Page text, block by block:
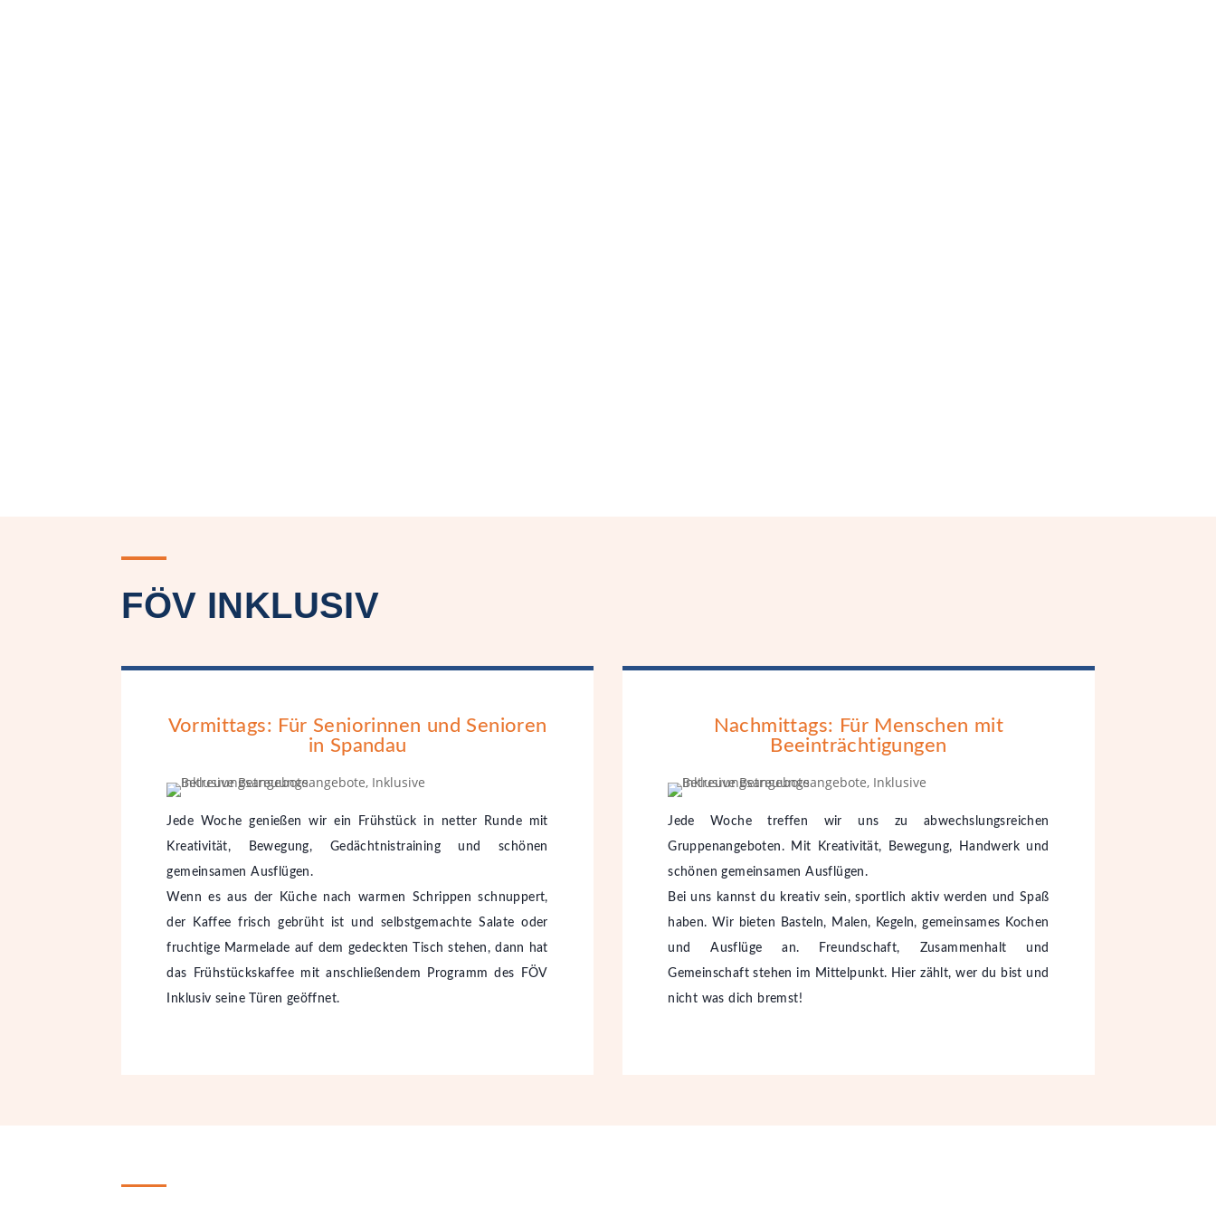
FÖV INKLUSIV
Vormittags: Für Seniorinnen und Senioren
in Spandau
Jede Woche genießen wir ein Frühstück in netter Runde mit
Kreativität, Bewegung, Gedächtnistraining und schönen
gemeinsamen Ausflügen.
Wenn es aus der Küche nach warmen Schrippen schnuppert,
der Kaffee frisch gebrüht ist und selbstgemachte Salate oder
fruchtige Marmelade auf dem gedeckten Tisch stehen, dann hat
das Frühstückskaffee mit anschließendem Programm des FÖV
Inklusiv seine Türen geöffnet.
Nachmittags: Für Menschen mit
Beeinträchtigungen
Jede Woche treffen wir uns zu abwechslungsreichen
Gruppenangeboten. Mit Kreativität, Bewegung, Handwerk und
schönen gemeinsamen Ausflügen.
Bei uns kannst du kreativ sein, sportlich aktiv werden und Spaß
haben. Wir bieten Basteln, Malen, Kegeln, gemeinsames Kochen
und Ausflüge an. Freundschaft, Zusammenhalt und
Gemeinschaft stehen im Mittelpunkt. Hier zählt, wer du bist und
nicht was dich bremst!